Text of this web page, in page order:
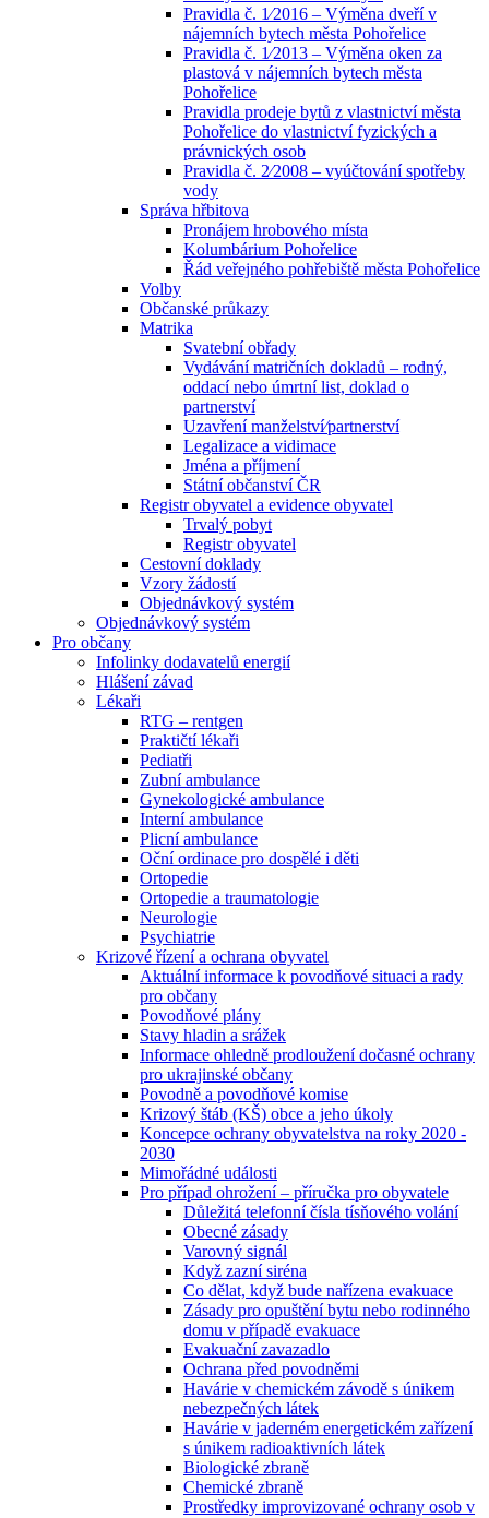
Pravidla č. 1⁄2016 – Výměna dveří v
nájemních bytech města Pohořelice
Pravidla č. 1⁄2013 – Výměna oken za
plastová v nájemních bytech města
Pohořelice
Pravidla prodeje bytů z vlastnictví města
Pohořelice do vlastnictví fyzických a
právnických osob
Pravidla č. 2⁄2008 – vyúčtování spotřeby
vody
Správa hřbitova
Pronájem hrobového místa
Kolumbárium Pohořelice
Řád veřejného pohřebiště města Pohořelice
Volby
Občanské průkazy
Matrika
Svatební obřady
Vydávání matričních dokladů – rodný,
oddací nebo úmrtní list, doklad o
partnerství
Uzavření manželství⁄partnerství
Legalizace a vidimace
Jména a příjmení
Státní občanství ČR
Registr obyvatel a evidence obyvatel
Trvalý pobyt
Registr obyvatel
Cestovní doklady
Vzory žádostí
Objednávkový systém
Objednávkový systém
Pro občany
Infolinky dodavatelů energií
Hlášení závad
Lékaři
RTG – rentgen
Praktičtí lékaři
Pediatři
Zubní ambulance
Gynekologické ambulance
Interní ambulance
Plicní ambulance
Oční ordinace pro dospělé i děti
Ortopedie
Ortopedie a traumatologie
Neurologie
Psychiatrie
Krizové řízení a ochrana obyvatel
Aktuální informace k povodňové situaci a rady
pro občany
Povodňové plány
Stavy hladin a srážek
Informace ohledně prodloužení dočasné ochrany
pro ukrajinské občany
Povodně a povodňové komise
Krizový štáb (KŠ) obce a jeho úkoly
Koncepce ochrany obyvatelstva na roky 2020 -
2030
Mimořádné události
Pro případ ohrožení – příručka pro obyvatele
Důležitá telefonní čísla tísňového volání
Obecné zásady
Varovný signál
Když zazní siréna
Co dělat, když bude nařízena evakuace
Zásady pro opuštění bytu nebo rodinného
domu v případě evakuace
Evakuační zavazadlo
Ochrana před povodněmi
Havárie v chemickém závodě s únikem
nebezpečných látek
Havárie v jaderném energetickém zařízení
s únikem radioaktivních látek
Biologické zbraně
Chemické zbraně
Prostředky improvizované ochrany osob v